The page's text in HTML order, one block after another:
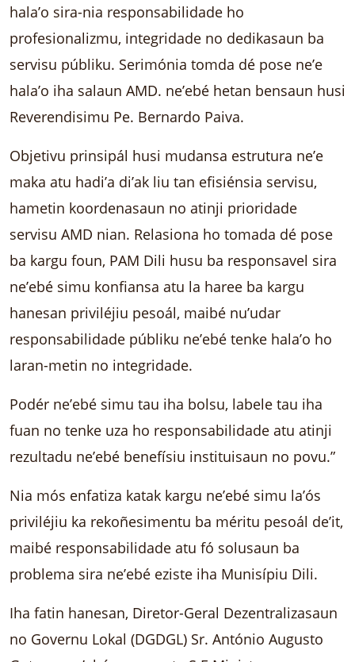
hala’o sira-nia responsabilidade ho
profesionalizmu, integridade no dedikasaun ba
servisu públiku. Serimónia tomda dé pose ne’e
hala’o iha salaun AMD. ne’ebé hetan bensaun husi
Reverendisimu Pe. Bernardo Paiva.
Objetivu prinsipál husi mudansa estrutura ne’e
maka atu hadi’a di’ak liu tan efisiénsia servisu,
hametin koordenasaun no atinji prioridade
servisu AMD nian. Relasiona ho tomada dé pose
ba kargu foun, PAM Dili husu ba responsavel sira
ne’ebé simu konfiansa atu la haree ba kargu
hanesan priviléjiu pesoál, maibé nu’udar
responsabilidade públiku ne’ebé tenke hala’o ho
laran-metin no integridade.
Podér ne’ebé simu tau iha bolsu, labele tau iha
fuan no tenke uza ho responsabilidade atu atinji
rezultadu ne’ebé benefísiu instituisaun no povu.”
Nia mós enfatiza katak kargu ne’ebé simu la’ós
priviléjiu ka rekoñesimentu ba méritu pesoál de’it,
maibé responsabilidade atu fó solusaun ba
problema sira ne’ebé eziste iha Munisípiu Dili.
Iha fatin hanesan, Diretor-Geral Dezentralizasaun
no Governu Lokal (DGDGL) Sr. António Augusto